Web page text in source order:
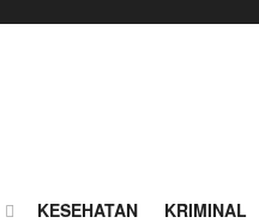
KESEHATAN KRIMINAL